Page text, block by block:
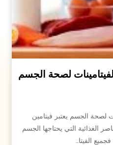
لصحة الجسم
لصحة الجسم يعتبر فيتامين
الغذائية التي يحتاجها الجسم
الفيتا…